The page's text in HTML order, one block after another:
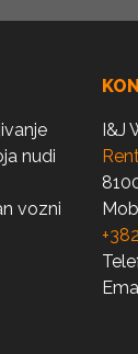
nudi
vozni
I&J